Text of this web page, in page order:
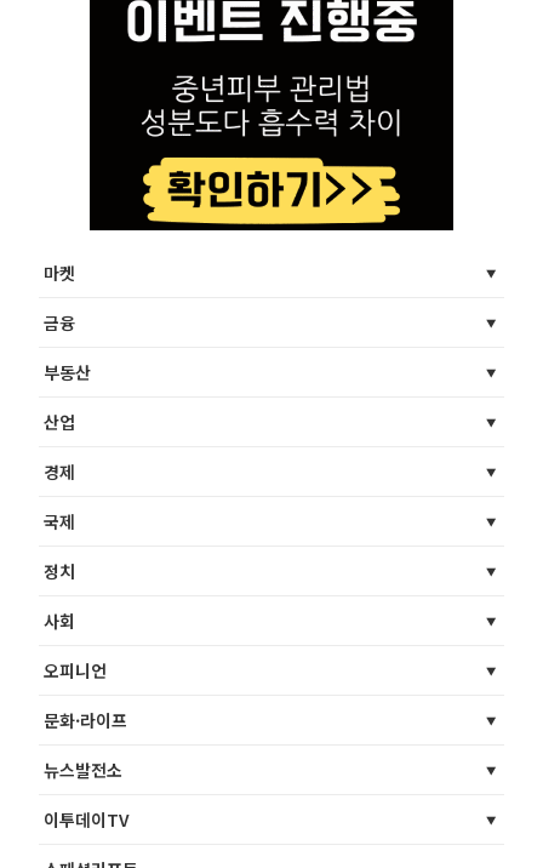
마켓
금융
부동산
산업
경제
국제
정치
사회
오피니언
문화·라이프
뉴스발전소
이투데이TV